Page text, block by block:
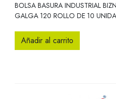
BOLSA BASURA INDUSTRIAL
GALGA 120 ROLLO DE 10
Añadir al carrito